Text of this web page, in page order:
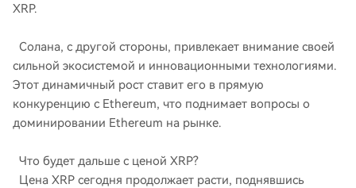
XRP.
Солана, с другой стороны, привлекает внимание своей
сильной экосистемой и инновационными технологиями.
Этот динамичный рост ставит его в прямую
конкуренцию с Ethereum, что поднимает вопросы о
доминировании Ethereum на рынке.
Что будет дальше с ценой XRP?
Цена XRP сегодня продолжает расти, поднявшись